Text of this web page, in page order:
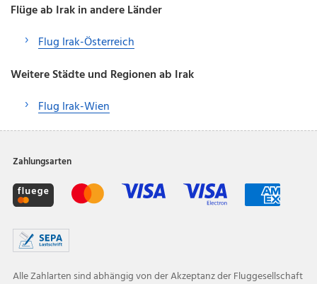
Flüge ab Irak in andere Länder
Flug Irak-Österreich
Weitere Städte und Regionen ab Irak
Flug Irak-Wien